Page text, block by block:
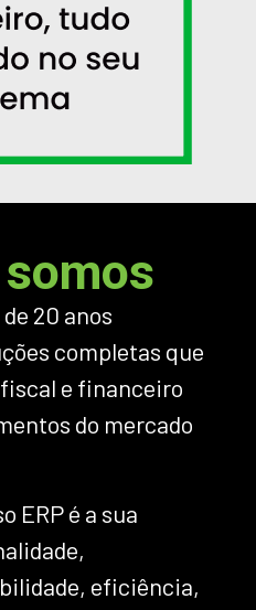
20 anos
completas que
e financeiro
do mercado
ERP é a sua
eficiência,